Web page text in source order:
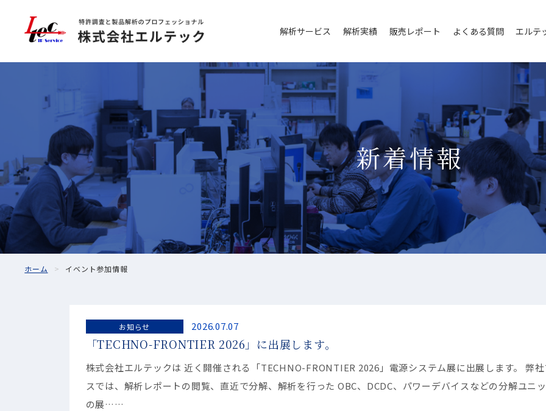
解析サービス 解析実績 販売レポート よくある質問 エルテ
新着情報
ホーム イベント参加情報
お知らせ 2026.07.07
「TECHNO-FRONTIER 2026」に出展します。
株式会社エルテックは 近く開催される「TECHNO-FRONTIER 2026」電源システム展に出展します。 弊社
スでは、解析レポートの閲覧、直近で分解、解析を行った OBC、DCDC、パワーデバイスなどの分解ユニ
の展……